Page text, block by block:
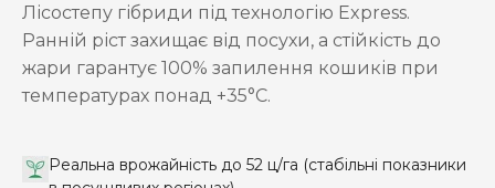
Лісостепу гібриди під технологію Express.
Ранній ріст захищає від посухи, а стійкість до
жари гарантує 100% запилення кошиків при
температурах понад +35°C.
Реальна врожайність до 52 ц/га (стабільні показники